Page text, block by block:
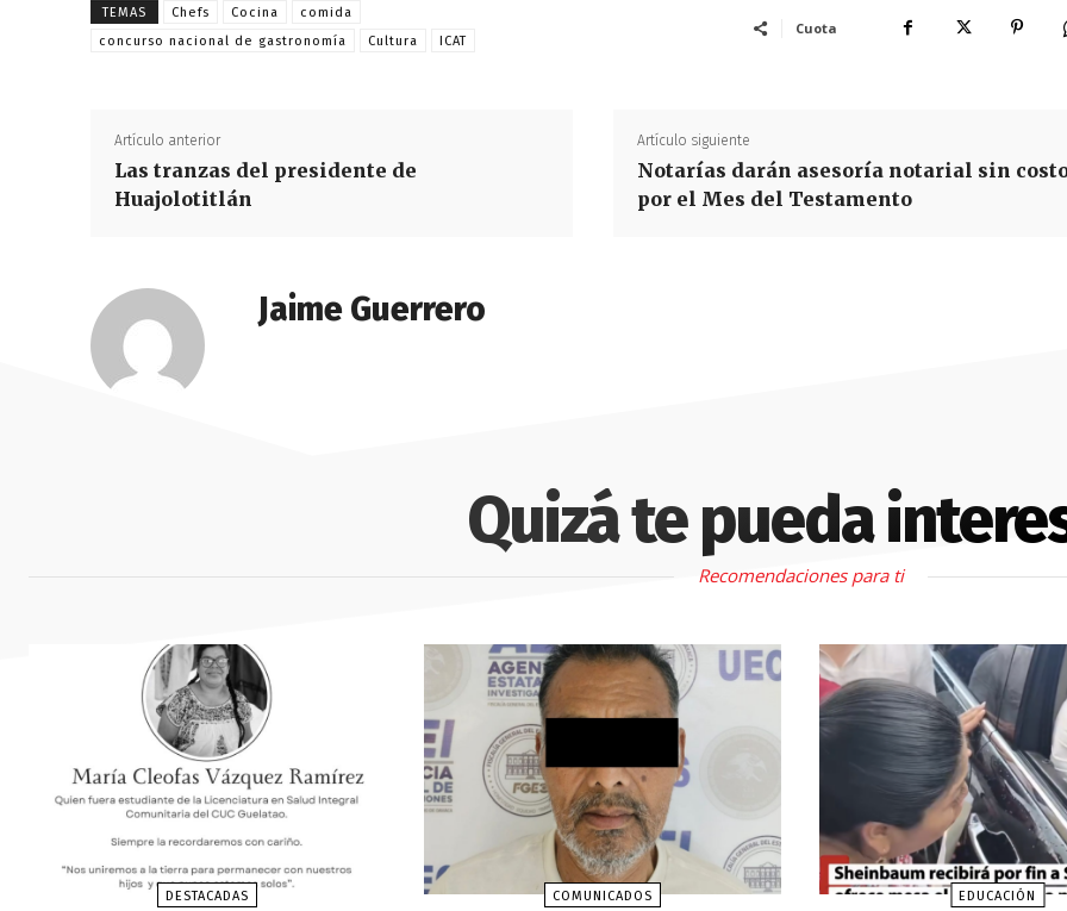
TEMAS Chefs Cocina
comida
concurso nacional de gastronomía
Cultura ICAT
Cuota
Artículo anterior
Las tranzas del presidente de
Huajolotitlán
Artículo siguiente
Notarías darán asesoría notarial sin
por el Mes del Testamento
Jaime Guerrero
Quizá te pueda
Recomendaciones para ti
DESTACADAS COMUNICADOS EDUCACIÓN